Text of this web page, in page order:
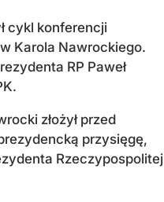
cykl konferencji
Karola Nawrockiego.
RP Paweł
złożył przed
przysięgę,
Rzeczypospolitej